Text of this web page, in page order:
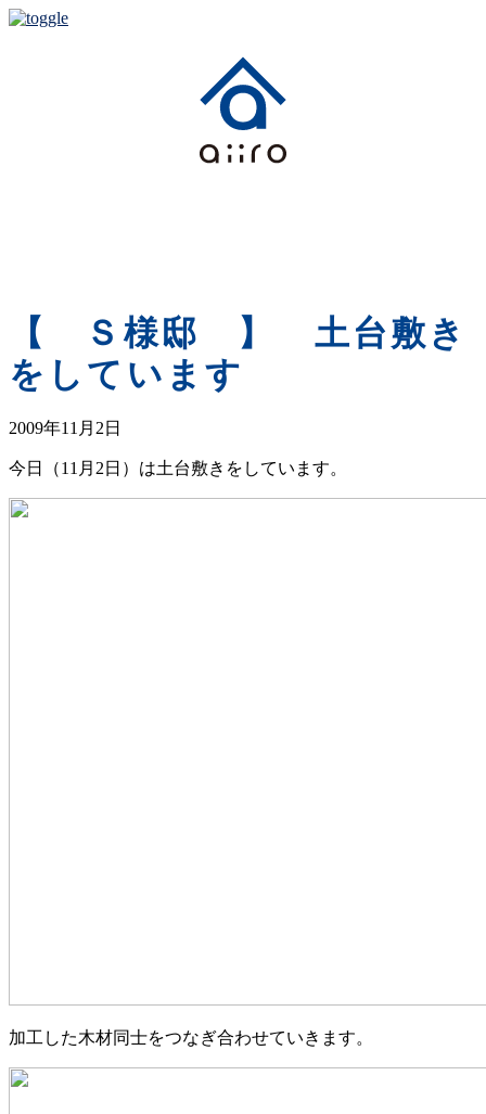
【 Ｓ様邸 】 土台敷き
をしています
2009年11月2日
今日（11月2日）は土台敷きをしています。
加工した木材同士をつなぎ合わせていきます。